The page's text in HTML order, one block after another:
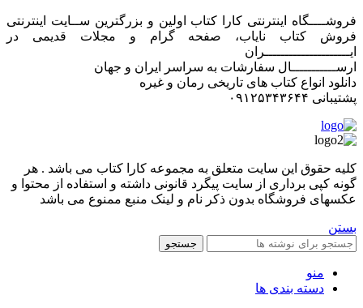
فروشــــگاه اینترنتی کارا کتاب اولین و بزرگترین ســایت اینترنتی
فروش کتاب نایاب، صفحه گرام و مجلات قدیمی در
ایـــــــــــــــــــــران
ارســـــــــــال سفارشات به سراسر ایران و جهان
دانلود انواع کتاب های تاریخی رمان و غیره
پشتیبانی ۰۹۱۲۵۳۴۳۶۴۴
کليه حقوق اين سايت متعلق به مجموعه کارا کتاب می باشد . هر
گونه کپی برداری از سایت پیگرد قانونی داشته و استفاده از محتوا و
عکسهای فروشگاه بدون ذکر نام و لینک منبع ممنوع می باشد
بستن
جستجو
منو
دسته بندی ها